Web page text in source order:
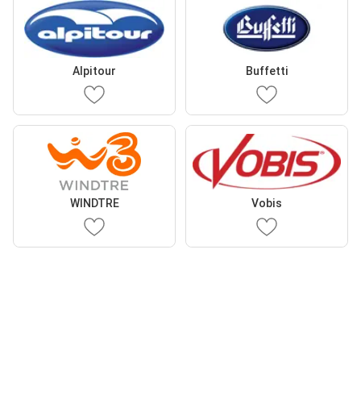
Alpitour Buffetti
WINDTRE Vobis